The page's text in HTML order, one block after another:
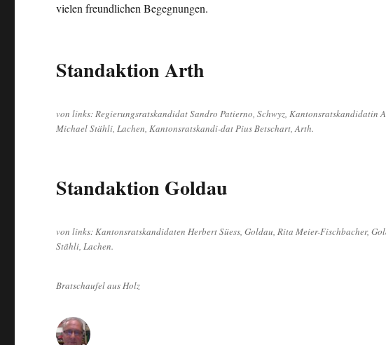
vielen freundlichen Begegnungen.
Standaktion Arth
von links: Regierungsratskandidat Sandro Patierno, Schwyz,
Michael Stähli, Lachen, Kantonsratskandi-dat Pius Betschart, Arth.
Standaktion Goldau
von links: Kantonsratskandidaten Herbert Süess, Goldau, Rita Meier-Fischbacher,
Stähli, Lachen.
Bratschaufel aus Holz